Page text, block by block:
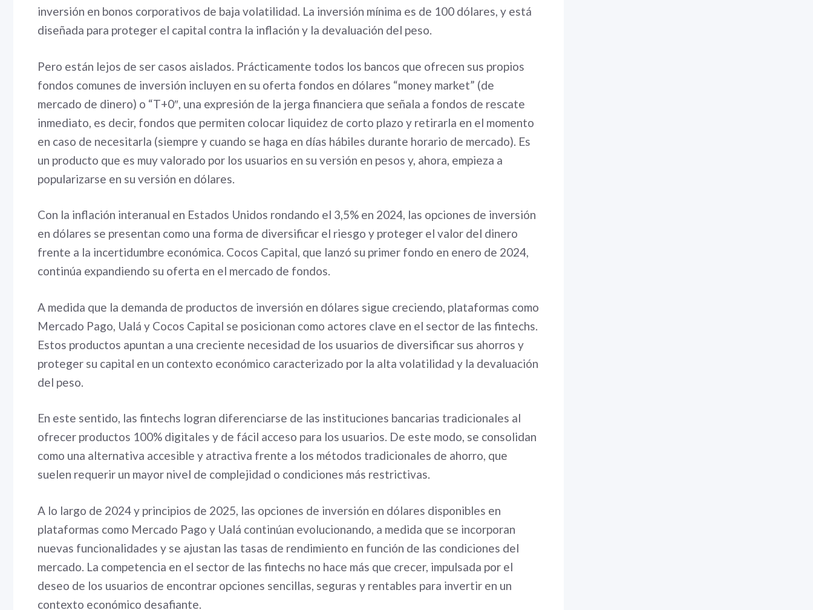
inversión en bonos corporativos de baja volatilidad. La inversión mínima es de 100 dólares, y está
diseñada para proteger el capital contra la inflación y la devaluación del peso.
Pero están lejos de ser casos aislados. Prácticamente todos los bancos que ofrecen sus propios
fondos comunes de inversión incluyen en su oferta fondos en dólares “money market” (de
mercado de dinero) o “T+0″, una expresión de la jerga financiera que señala a fondos de rescate
inmediato, es decir, fondos que permiten colocar liquidez de corto plazo y retirarla en el momento
en caso de necesitarla (siempre y cuando se haga en días hábiles durante horario de mercado). Es
un producto que es muy valorado por los usuarios en su versión en pesos y, ahora, empieza a
popularizarse en su versión en dólares.
Con la inflación interanual en Estados Unidos rondando el 3,5% en 2024, las opciones de inversión
en dólares se presentan como una forma de diversificar el riesgo y proteger el valor del dinero
frente a la incertidumbre económica. Cocos Capital, que lanzó su primer fondo en enero de 2024,
continúa expandiendo su oferta en el mercado de fondos.
A medida que la demanda de productos de inversión en dólares sigue creciendo, plataformas como
Mercado Pago, Ualá y Cocos Capital se posicionan como actores clave en el sector de las fintechs.
Estos productos apuntan a una creciente necesidad de los usuarios de diversificar sus ahorros y
proteger su capital en un contexto económico caracterizado por la alta volatilidad y la devaluación
del peso.
En este sentido, las fintechs logran diferenciarse de las instituciones bancarias tradicionales al
ofrecer productos 100% digitales y de fácil acceso para los usuarios. De este modo, se consolidan
como una alternativa accesible y atractiva frente a los métodos tradicionales de ahorro, que
suelen requerir un mayor nivel de complejidad o condiciones más restrictivas.
A lo largo de 2024 y principios de 2025, las opciones de inversión en dólares disponibles en
plataformas como Mercado Pago y Ualá continúan evolucionando, a medida que se incorporan
nuevas funcionalidades y se ajustan las tasas de rendimiento en función de las condiciones del
mercado. La competencia en el sector de las fintechs no hace más que crecer, impulsada por el
deseo de los usuarios de encontrar opciones sencillas, seguras y rentables para invertir en un
contexto económico desafiante.